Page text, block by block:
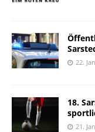
22.
18.
21.